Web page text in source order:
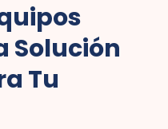
Solución
Tu